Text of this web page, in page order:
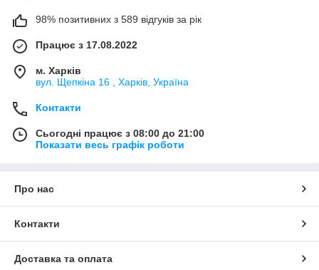
98% позитивних з 589 відгуків за рік
Працює з 17.08.2022
м. Харків
вул. Щепкіна 16 , Харків, Україна
Контакти
Сьогодні працює з 08:00 до 21:00
Показати весь графік роботи
Про нас
Контакти
Доставка та оплата